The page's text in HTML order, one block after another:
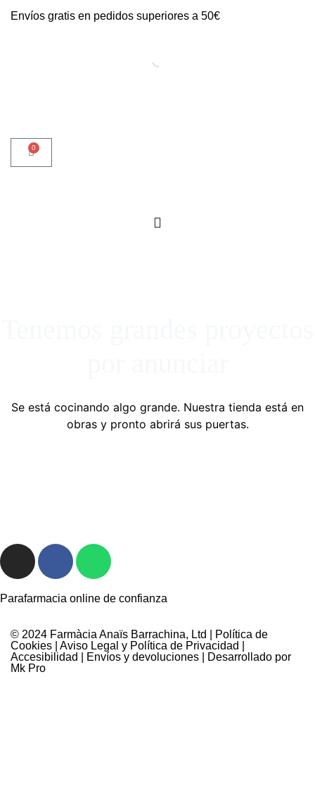
Envíos gratis en pedidos superiores a 50€
0
Se está cocinando algo grande. Nuestra tienda está en
obras y pronto abrirá sus puertas.
Parafarmacia online de confianza
© 2024 Farmàcia Anaïs Barrachina, Ltd |
Política de
Cookies
Aviso Legal y Política de Privacidad
Accesibilidad
Envíos y devoluciones | Desarrollado por
Mk Pro